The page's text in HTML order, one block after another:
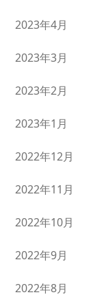
2023年4月
2023年3月
2023年2月
2023年1月
2022年12月
2022年11月
2022年10月
2022年9月
2022年8月